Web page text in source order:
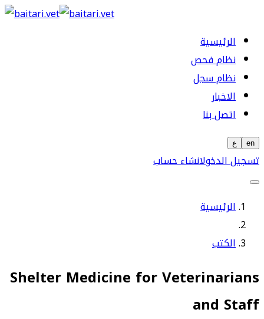
الرئيسية
نظام فحص
نظام سجل
الاخبار
اتصل بنا
en ع
تسجيل الدخولانشاء حساب
الرئيسية
الكتب
Shelter Medicine for Veterinarians
and Staff